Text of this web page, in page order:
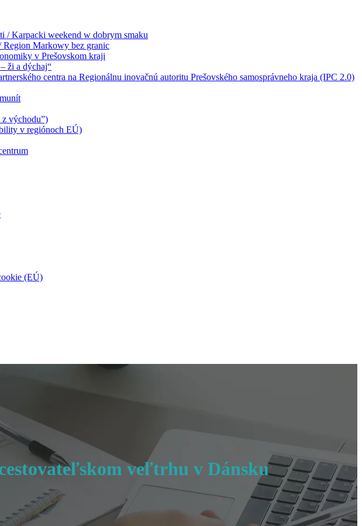
/ Karpacki weekend w dobrym smaku
Region Markowy bez granic
v Prešovskom kraji
ži a dýchaj“
centra na Regionálnu inovačnú autoritu Prešovského samosprávneho kraja (IPC 2.0)
z východu”)
v regiónoch EÚ)
(EÚ)
veľtrhu v Dánsku